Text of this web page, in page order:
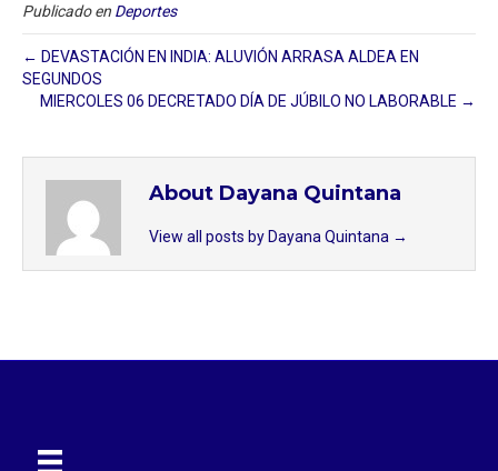
Publicado en Deportes
← DEVASTACIÓN EN INDIA: ALUVIÓN ARRASA ALDEA EN
SEGUNDOS
MIERCOLES 06 DECRETADO DÍA DE JÚBILO NO LABORABLE →
About Dayana Quintana
View all posts by Dayana Quintana →